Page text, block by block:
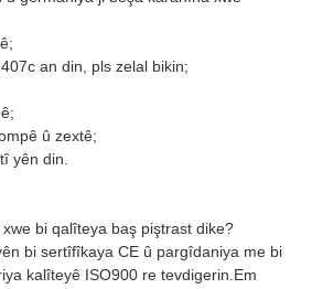
an din, pls zelal bikin;
û zextê;
yên din.
bi qalîteya baş piştrast dike?
bi sertîfîkaya CE û pargîdaniya me bi
kalîteyê ISO900 re tevdigerin.Em